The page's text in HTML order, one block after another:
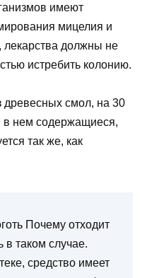
имеют
мицелия и
лекарства должны не
истребить колонию.
древесных смол, на 30
в нем содержащиеся,
так же, как
Почему отходит
в таком случае.
средство имеет